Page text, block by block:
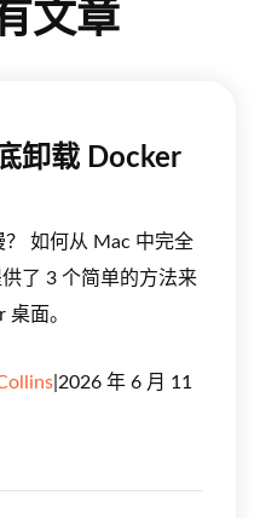
文章
卸载 Docker
？ 如何从 Mac 中完全
了 3 个简单的方法来
面。
2026 年 6 月 11